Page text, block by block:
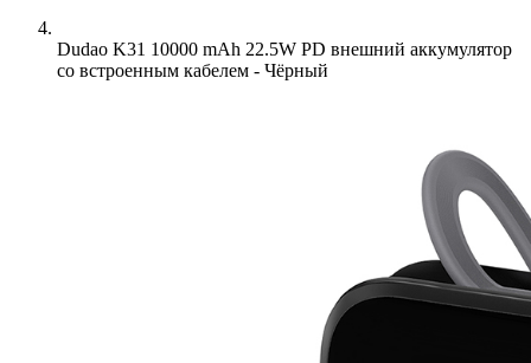
Dudao K31 10000 mAh 22.5W PD внешний аккумулятор
со встроенным кабелем - Чёрный